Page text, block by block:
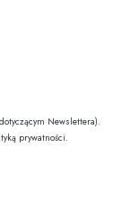
Newslettera).
prywatności.